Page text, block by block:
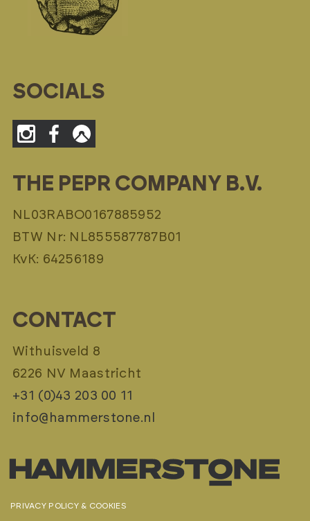
SOCIALS
THE PEPR COMPANY B.V.
NL03RABO0167885952
BTW Nr: NL855587787B01
KvK: 64256189
CONTACT
Withuisveld 8
6226 NV Maastricht
+31 (0)43 203 00 11
info@hammerstone.nl
PRIVACY POLICY & COOKIES